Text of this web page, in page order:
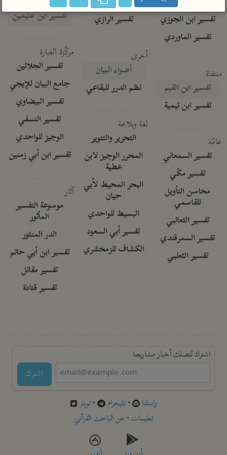
تفسير ابن الجوزي
تفسير الماوردي
منتقاة
تفسير ابن القيم
تفسير ابن تيمية
عامّة
تفسير السمعاني
تفسير مكّي
محاسن التأويل
للقاسمي
تفسير الثعالبي
تفسير السمرقندي
تفسير الثعلبي
تفسير الرازي
أخرى
أضواء البيان
نظم الدرر للبقاعي
لغة وبلاغة
التحرير والتنوير
المحرر الوجيز لابن
عطية
البحر المحيط لأبي
حيان
البسيط للواحدي
تفسير أبي السعود
الكشاف للزمخشري
تفسير ابن عثيمين
مركَّزة العبارة
تفسير الجلالين
جامع البيان للإيجي
تفسير البيضاوي
تفسير النسفي
الوجيز للواحدي
تفسير ابن أبي زمنين
آثار
موسوعة التفسير
المأثور
الدر المنثور
تفسير ابن أبي حاتم
تفسير مقاتل
تفسير قتادة
اشترك لتصلك أخبار مشاريعنا
اشترك
راسلنا •تليجرام •تويتر
تعليمات •عن الباحث القرآني